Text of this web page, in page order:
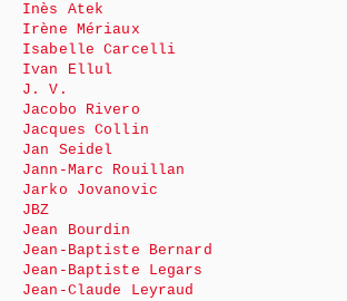
Inès Atek
Irène Mériaux
Isabelle Carcelli
Ivan Ellul
J. V.
Jacobo Rivero
Jacques Collin
Jan Seidel
Jann-Marc Rouillan
Jarko Jovanovic
JBZ
Jean Bourdin
Jean-Baptiste Bernard
Jean-Baptiste Legars
Jean-Claude Leyraud